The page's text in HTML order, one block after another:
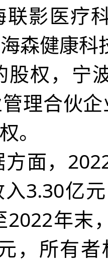
影医疗
森健康科
股权，宁
理合伙
。
面，
3.30亿
2022年末
，所有